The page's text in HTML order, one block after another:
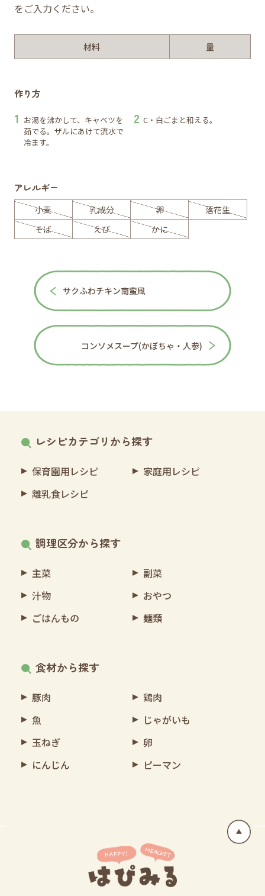
をご入力ください。
材料 量
作り方
お湯を沸かして、キャベツを
茹でる。ザルにあけて流水で
冷ます。
C・白ごまと和える。
アレルギー
小麦 乳成分 卵
落花生
そば
えび かに
サクふわチキン南蛮風
コンソメスープ(かぼちゃ・人参)
レシピカテゴリから探す
保育園用レシピ
家庭用レシピ
離乳食レシピ
調理区分から探す
主菜
副菜
汁物
おやつ
ごはんもの
麺類
食材から探す
豚肉
鶏肉
魚
じゃがいも
玉ねぎ
卵
にんじん
ピーマン